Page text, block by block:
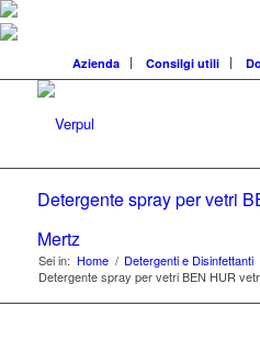
Azienda Consilgi utili
Detergente spray per vetri
Mertz
Sei in: Home / Detergenti e Disinfettanti
Detergente spray per vetri BEN HUR